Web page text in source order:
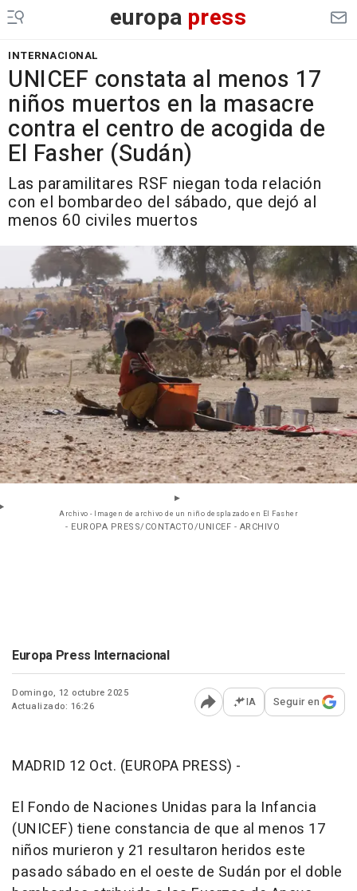
europa press
INTERNACIONAL
UNICEF constata al menos 17
niños muertos en la masacre
contra el centro de acogida de
El Fasher (Sudán)
Las paramilitares RSF niegan toda relación
con el bombardeo del sábado, que dejó al
menos 60 civiles muertos
Archivo - Imagen de archivo de un niño desplazado en El Fasher
- EUROPA PRESS/CONTACTO/UNICEF - ARCHIVO
Europa Press Internacional
Domingo, 12 octubre 2025
Actualizado: 16:26
Abrir opciones para
IA Seguir en
MADRID 12 Oct. (EUROPA PRESS) -
El Fondo de Naciones Unidas para la Infancia
(UNICEF) tiene constancia de que al menos 17
niños murieron y 21 resultaron heridos este
pasado sábado en el oeste de Sudán por el doble